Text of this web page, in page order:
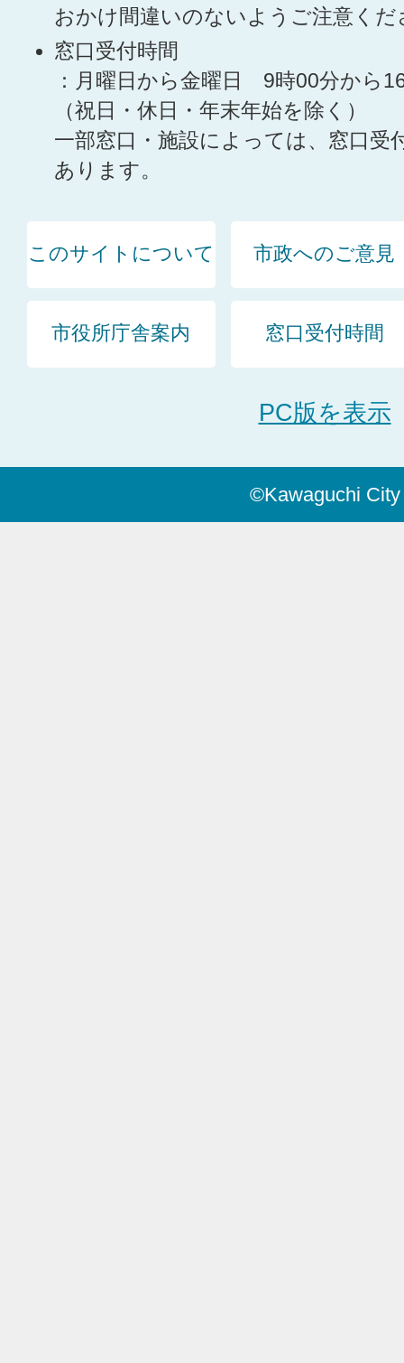
おかけ間違いのないようご注意くだ
窓口受付時間
：月曜日から金曜日 9時00分から
（祝日・休日・年末年始を除く）
一部窓口・施設によっては、窓口受
あります。
このサイトについて 市政へのご意見
市役所庁舎案内 窓口受付時間
PC版を表示
©Kawaguchi City